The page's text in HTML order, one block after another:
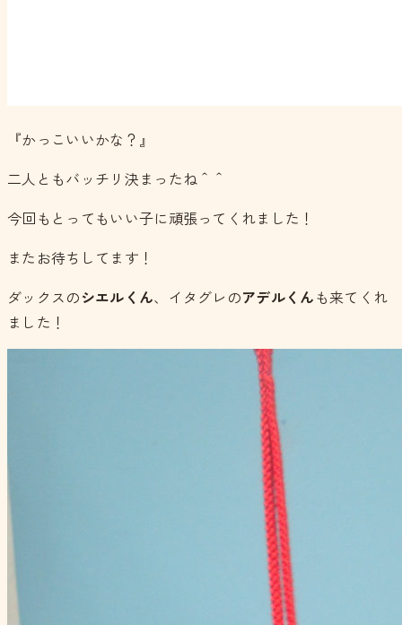
『かっこいいかな？』
二人ともバッチリ決まったね＾＾
今回もとってもいい子に頑張ってくれました！
またお待ちしてます！
ダックスのシエルくん、イタグレのアデルくんも来てくれ
ました！